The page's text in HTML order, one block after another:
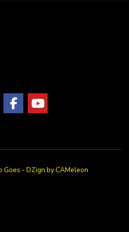
Goes - DZign by CAMeleon